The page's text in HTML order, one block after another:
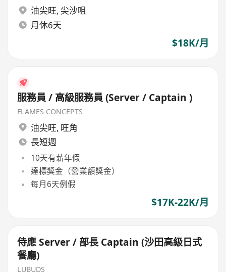
油尖旺, 尖沙咀
月休6天
$18K/月
服務員 / 高級服務員 (Server / Captain )
FLAMES CONCEPTS
油尖旺, 旺角
長短週
10天有薪年假
達標獎金（營業額獎金）
每月6天例假
$17K-22K/月
侍應 Server / 部長 Captain (沙田高級日式
餐廳)
LUBUDS